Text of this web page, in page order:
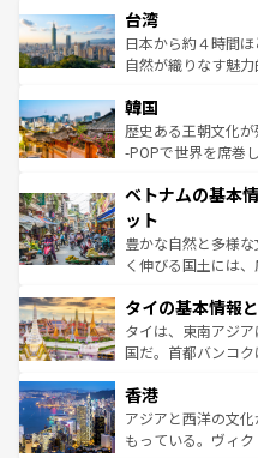
人々、おいしいロー
ク、伝統的なフラ
っている。訪れるた
はコンテンツ一覧
リアリーフや大陸中
ク）、タスマニア
ど、見どころがた
いる。アクティビテ
ビング、ハイキン
い。オーストラリ
参照してほしい。
台湾
日本から約４時間
自然が織りなす魅
ン）、静ひつな山岳
と山間の静けさが
驚きをもたらして
容にもいいと評判
照してほしい。
韓国
歴史ある王朝文化
-POPで世界を席巻
き、地方に足を延
できる。そして、
まで、さまざまな
らではのナイトラ
覧 を参照してほしい
ベトナムの基本
ット
豊かな自然と多様
く伸びる国土には
急速な発展と共に
ーチミン市のフラ
醸し出している。
とつ。フォーやバイ
ひ現地で味わいた
が旅行者を迎えて
タイの基本情報
タイは、東南アジ
国だ。首都バンコ
の活気が交差してい
帯で自然と触れ合
いビーチでリゾー
香港
アジアと西洋の文
もっている。ヴィ